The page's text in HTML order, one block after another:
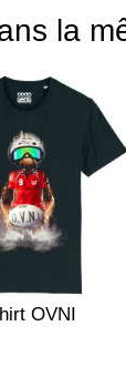
la
OVNI